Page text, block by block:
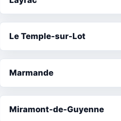
Le Temple-sur-Lot
Marmande
Miramont-de-Guyenne